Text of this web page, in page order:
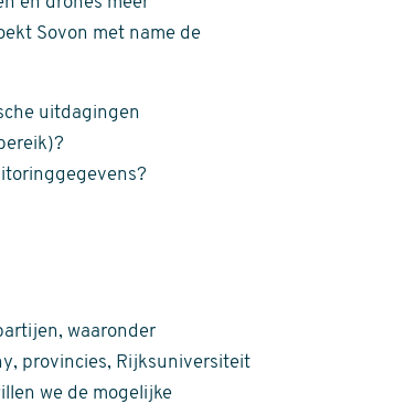
Sovon met name de
uitdagingen
waaronder
provincies, Rijksuniversiteit
we de mogelijke